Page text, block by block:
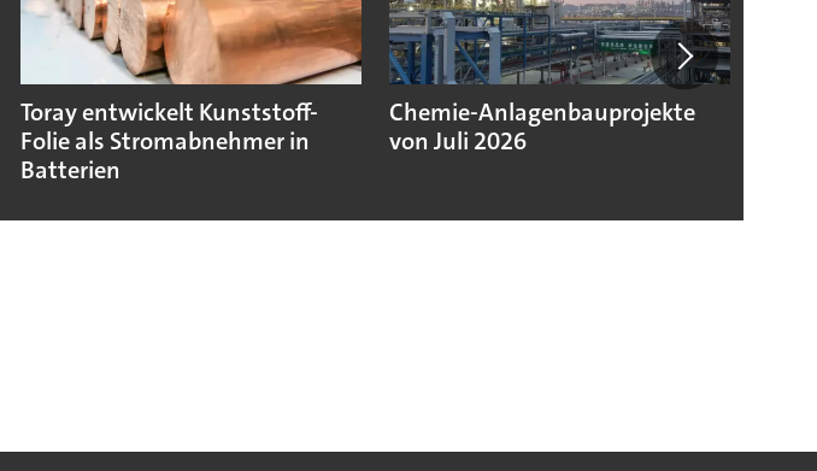
Toray entwickelt Kunststoff-
Folie als Stromabnehmer in
Batterien
Chemie-Anlagenbauprojekte
von Juli 2026